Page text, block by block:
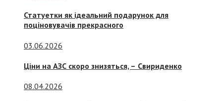
Статуетки як ідеальний подарунок для
поціновувачів прекрасного
03.06.2026
Ціни на АЗС скоро знизяться, – Свириденко
08.04.2026